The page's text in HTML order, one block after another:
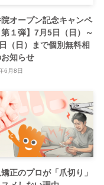
院オープン記念キャンペ
１弾】7月5日（日）～
（日）まで個別無料相
知らせ
6月8日
正のプロが「爪切り」